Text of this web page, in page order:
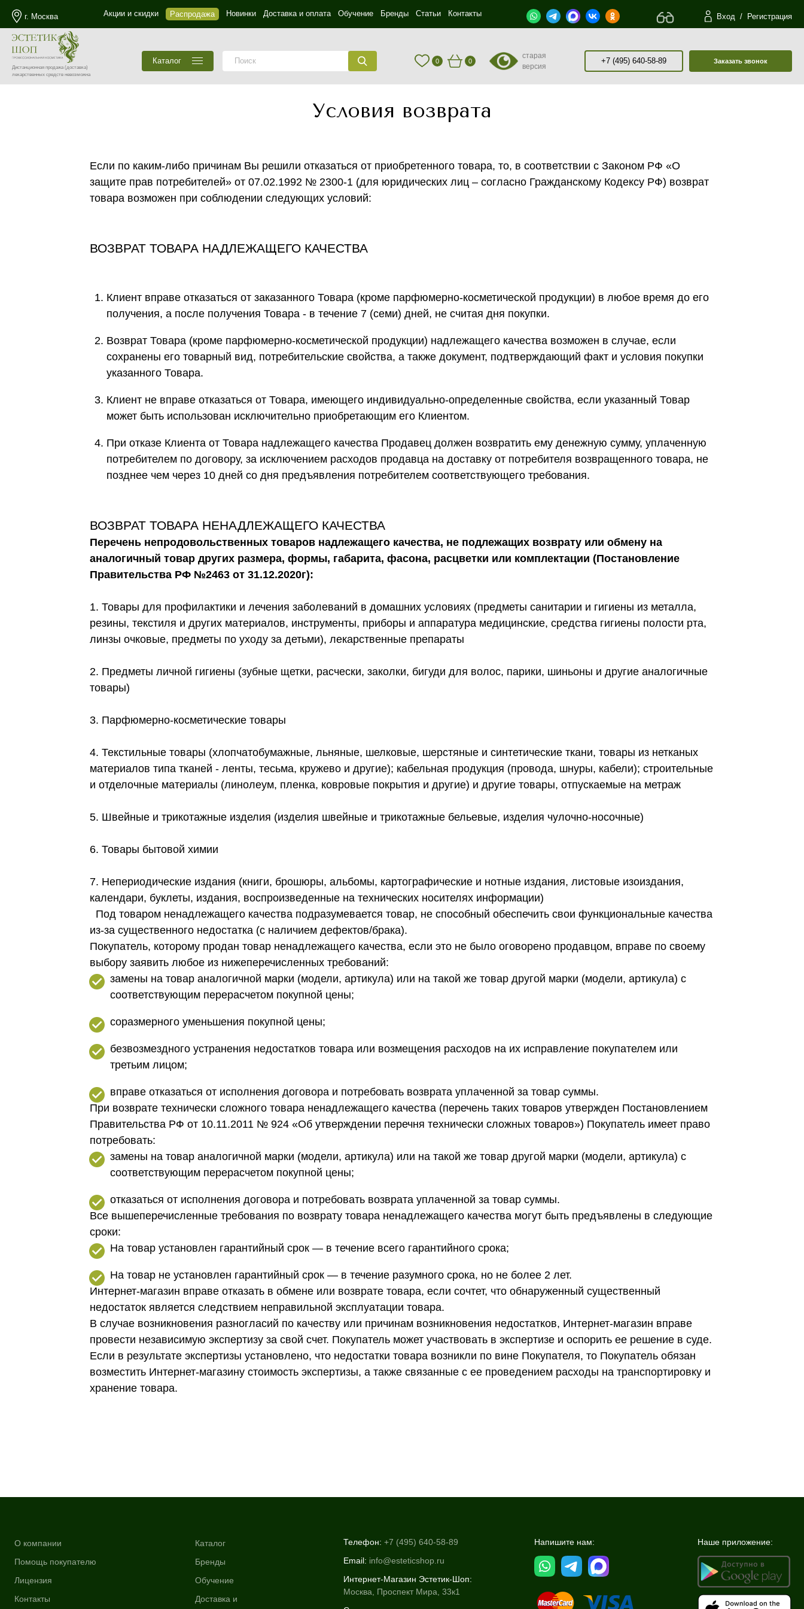
г. Москва Акции и скидки Распродажа Новинки Доставка и оплата Обучение Бренды Статьи Контакты Вход / Регистрация
Дистанционная продажа(доставка)
лекарственных средств невозможна
Каталог 0 0
старая
версия
+7 (495) 640-58-89 Заказать звонок
Условия возврата
Если по каким-либо причинам Вы решили отказаться от приобретенного товара, то, в соответствии с Законом РФ «О
защите прав потребителей» от 07.02.1992 № 2300-1 (для юридических лиц – согласно Гражданскому Кодексу РФ) возврат
товара возможен при соблюдении следующих условий:
ВОЗВРАТ ТОВАРА НАДЛЕЖАЩЕГО КАЧЕСТВА
Клиент вправе отказаться от заказанного Товара (кроме парфюмерно-косметической продукции) в любое время до его
получения, а после получения Товара - в течение 7 (семи) дней, не считая дня покупки.
Возврат Товара (кроме парфюмерно-косметической продукции) надлежащего качества возможен в случае, если
сохранены его товарный вид, потребительские свойства, а также документ, подтверждающий факт и условия покупки
указанного Товара.
Клиент не вправе отказаться от Товара, имеющего индивидуально-определенные свойства, если указанный Товар
может быть использован исключительно приобретающим его Клиентом.
При отказе Клиента от Товара надлежащего качества Продавец должен возвратить ему денежную сумму, уплаченную
потребителем по договору, за исключением расходов продавца на доставку от потребителя возвращенного товара, не
позднее чем через 10 дней со дня предъявления потребителем соответствующего требования.
ВОЗВРАТ ТОВАРА НЕНАДЛЕЖАЩЕГО КАЧЕСТВА
Перечень непродовольственных товаров надлежащего качества, не подлежащих возврату или обмену на
аналогичный товар других размера, формы, габарита, фасона, расцветки или комплектации (Постановление
Правительства РФ №2463 от 31.12.2020г):
1. Товары для профилактики и лечения заболеваний в домашних условиях (предметы санитарии и гигиены из металла,
резины, текстиля и других материалов, инструменты, приборы и аппаратура медицинские, средства гигиены полости рта,
линзы очковые, предметы по уходу за детьми), лекарственные препараты
2. Предметы личной гигиены (зубные щетки, расчески, заколки, бигуди для волос, парики, шиньоны и другие аналогичные
товары)
3. Парфюмерно-косметические товары
4. Текстильные товары (хлопчатобумажные, льняные, шелковые, шерстяные и синтетические ткани, товары из нетканых
материалов типа тканей - ленты, тесьма, кружево и другие); кабельная продукция (провода, шнуры, кабели); строительные
и отделочные материалы (линолеум, пленка, ковровые покрытия и другие) и другие товары, отпускаемые на метраж
5. Швейные и трикотажные изделия (изделия швейные и трикотажные бельевые, изделия чулочно-носочные)
6. Товары бытовой химии
7. Непериодические издания (книги, брошюры, альбомы, картографические и нотные издания, листовые изоиздания,
календари, буклеты, издания, воспроизведенные на технических носителях информации)
Под товаром ненадлежащего качества подразумевается товар, не способный обеспечить свои функциональные качества
из-за существенного недостатка (с наличием дефектов/брака).
Покупатель, которому продан товар ненадлежащего качества, если это не было оговорено продавцом, вправе по своему
выбору заявить любое из нижеперечисленных требований:
замены на товар аналогичной марки (модели, артикула) или на такой же товар другой марки (модели, артикула) с
соответствующим перерасчетом покупной цены;
соразмерного уменьшения покупной цены;
безвозмездного устранения недостатков товара или возмещения расходов на их исправление покупателем или
третьим лицом;
вправе отказаться от исполнения договора и потребовать возврата уплаченной за товар суммы.
При возврате технически сложного товара ненадлежащего качества (перечень таких товаров утвержден Постановлением
Правительства РФ от 10.11.2011 № 924 «Об утверждении перечня технически сложных товаров») Покупатель имеет право
потребовать:
замены на товар аналогичной марки (модели, артикула) или на такой же товар другой марки (модели, артикула) с
соответствующим перерасчетом покупной цены;
отказаться от исполнения договора и потребовать возврата уплаченной за товар суммы.
Все вышеперечисленные требования по возврату товара ненадлежащего качества могут быть предъявлены в следующие
сроки:
На товар установлен гарантийный срок — в течение всего гарантийного срока;
На товар не установлен гарантийный срок — в течение разумного срока, но не более 2 лет.
Интернет-магазин вправе отказать в обмене или возврате товара, если сочтет, что обнаруженный существенный
недостаток является следствием неправильной эксплуатации товара.
В случае возникновения разногласий по качеству или причинам возникновения недостатков, Интернет-магазин вправе
провести независимую экспертизу за свой счет. Покупатель может участвовать в экспертизе и оспорить ее решение в суде.
Если в результате экспертизы установлено, что недостатки товара возникли по вине Покупателя, то Покупатель обязан
возместить Интернет-магазину стоимость экспертизы, а также связанные с ее проведением расходы на транспортировку и
хранение товара.
О компании
Помощь покупателю
Лицензия
Контакты
Каталог
Бренды
Обучение
Доставка и
Телефон: +7 (495) 640-58-89
Email: info@esteticshop.ru
Интернет-Магазин Эстетик-Шоп:
Москва, Проспект Мира, 33к1
Напишите нам: Наше приложение: